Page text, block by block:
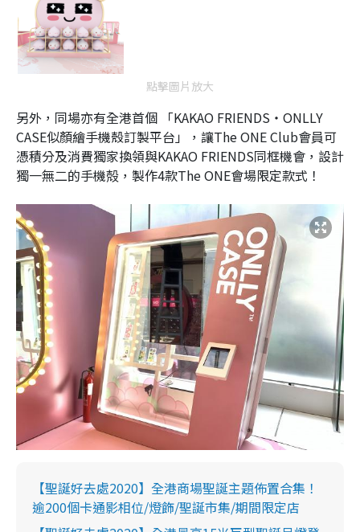
點擊圖片放大
另外，同場亦有全港首個 「KAKAO FRIENDS‧ONLLY
CASE似顏繪手機殼訂製平台」，讓The ONE Club會員可
憑積分及消費獨家換領與KAKAO FRIENDS同框機會，設計
獨一無二的手機殻，製作4款The ONE會場限定款式！
【聖誕好去處2020】全港商場聖誕主題佈置合集！
逾200個卡通影相位/燈飾/聖誕市集/期間限定店